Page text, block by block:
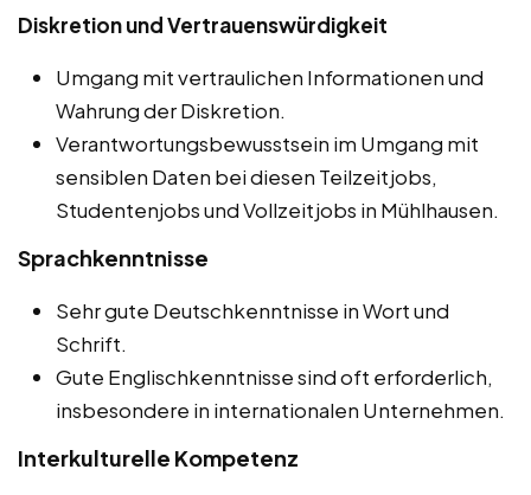
Diskretion und Vertrauenswürdigkeit
Umgang mit vertraulichen Informationen und
Wahrung der Diskretion.
Verantwortungsbewusstsein im Umgang mit
sensiblen Daten bei diesen Teilzeitjobs,
Studentenjobs und Vollzeitjobs in Mühlhausen.
Sprachkenntnisse
Sehr gute Deutschkenntnisse in Wort und
Schrift.
Gute Englischkenntnisse sind oft erforderlich,
insbesondere in internationalen Unternehmen.
Interkulturelle Kompetenz